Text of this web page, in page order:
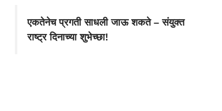
एकतेनेच प्रगती साधली जाऊ शकते – संयुक्त
राष्ट्र दिनाच्या शुभेच्छा!